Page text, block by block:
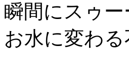
瞬間にスゥー
お水に変わる